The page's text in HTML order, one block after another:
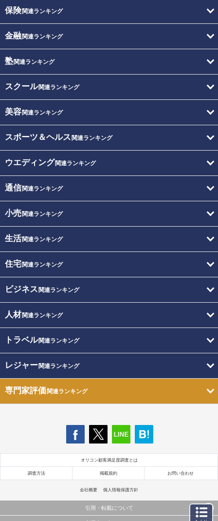
保険関連ランキング
金融関連ランキング
塾関連ランキング
スクール関連ランキング
美容関連ランキング
スポーツ＆ヘルス 関連ランキング
ウエディング関連ランキング
通信関連ランキング
小売関連ランキング
生活関連ランキング
住宅関連ランキング
ビジネス 関連ランキング
人材関連ランキング
トラベル関連ランキング
レジャー関連ランキング
専門家評価関連ランキング
オリコン顧客満足度調査とは
調査方法 掲載規約 お問い合わせ
会社概要 個人情報保護方針
引用・転載について